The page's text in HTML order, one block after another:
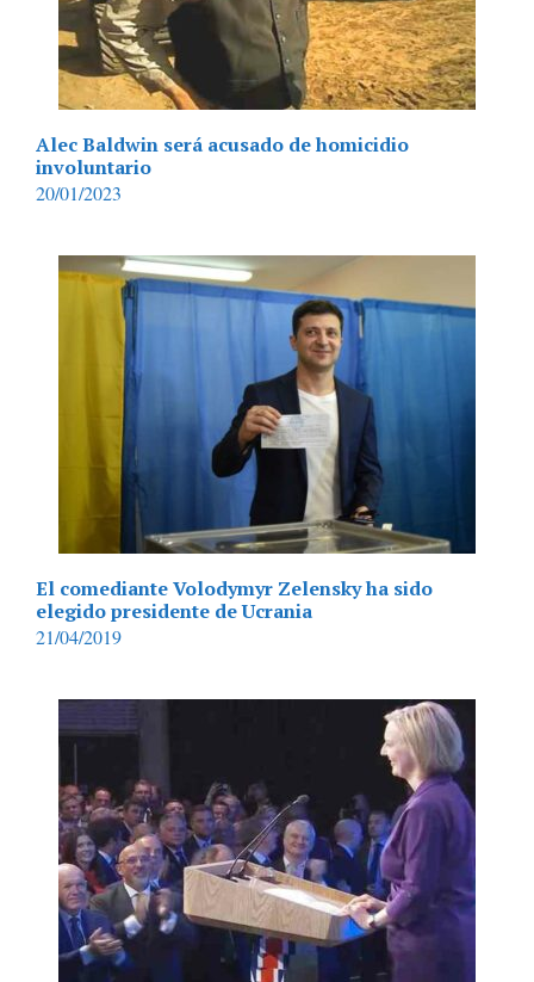
Alec Baldwin será acusado de homicidio
involuntario
20/01/2023
El comediante Volodymyr Zelensky ha sido
elegido presidente de Ucrania
21/04/2019